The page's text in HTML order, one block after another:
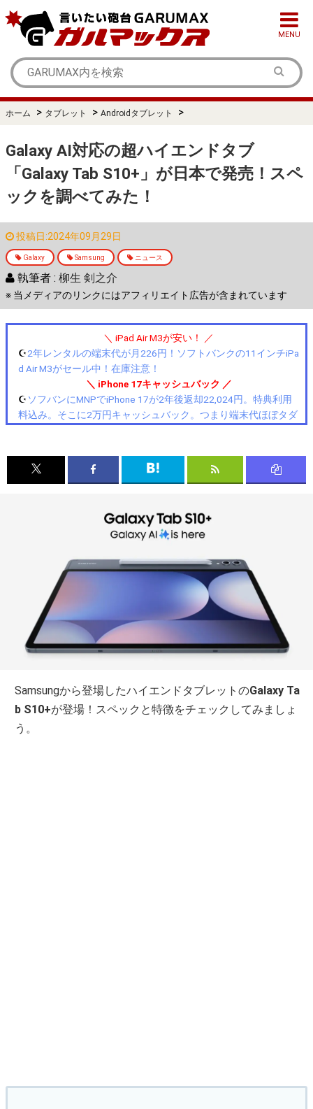
MENU
ホーム > タブレット > Androidタブレット >
Galaxy AI対応の超ハイエンドタブ
「Galaxy Tab S10+」が日本で発売！スペ
ックを調べてみた！
投稿日:2024年09月29日
Galaxy Samsung ニュース
執筆者 : 柳生 剣之介
※ 当メディアのリンクにはアフィリエイト広告が含まれています
＼ iPad Air M3が安い！ ／
☪️2年レンタルの端末代が月226円！ソフトバンクの11インチiPa
d Air M3がセール中！在庫注意！
＼ iPhone 17キャッシュバック ／
☪️ ソフバンにMNPでiPhone 17が2年後返却22,024円。特典利用
料込み。そこに2万円キャッシュバック。つまり端末代ほぼタダ
Samsungから登場したハイエンドタブレットのGalaxy Ta
b S10+が登場！スペックと特徴をチェックしてみましょ
う。